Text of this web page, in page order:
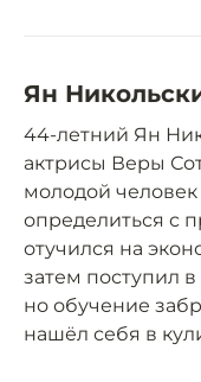
Ян
44-летний Ян
актрисы Веры
молодой
определиться с
отучился на
затем поступил
но обучение
нашёл себя в